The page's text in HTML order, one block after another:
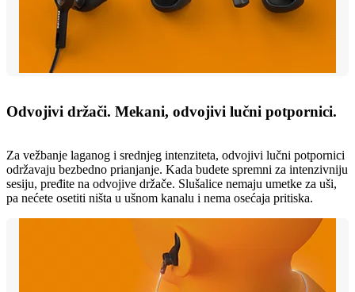
Odvojivi držači. Mekani, odvojivi lučni potpornici.
Za vežbanje laganog i srednjeg intenziteta, odvojivi lučni potpornici
održavaju bezbedno prianjanje. Kada budete spremni za intenzivniju
sesiju, pređite na odvojive držače. Slušalice nemaju umetke za uši,
pa nećete osetiti ništa u ušnom kanalu i nema osećaja pritiska.